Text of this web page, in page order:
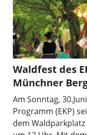
Waldfest des
Münchner
Am Sonntag,
Programm (EKP)
dem